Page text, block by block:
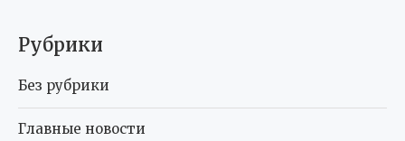
Рубрики
Без рубрики
Главные новости